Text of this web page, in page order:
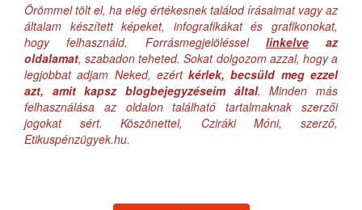
Örömmel tölt el, ha elég értékesnek találod írásaimat vagy az
általam készített képeket, infografikákat és grafikonokat,
hogy felhasználd. Forrásmegjelöléssel linkelveaz
oldalamat, szabadon teheted. Sokat dolgozom azzal, hogy a
legjobbat adjam Neked, ezértkérlek, becsüld meg ezzel
azt, amit kapsz blogbejegyzéseim által. Minden más
felhasználása az oldalon található tartalmaknak szerzői
jogokat sért. Köszönettel, Cziráki Móni, szerző,
Etikuspénzügyek.hu.